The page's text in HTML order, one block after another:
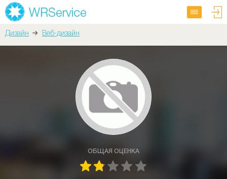
Дизайн Веб-дизайн
ОБЩАЯ ОЦЕНКА